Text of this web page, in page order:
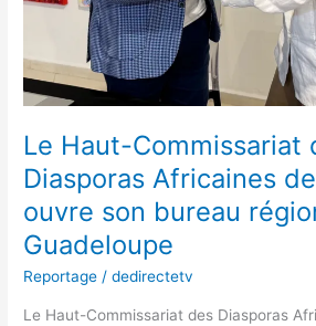
Le Haut-Commissariat
Diasporas Africaines
ouvre son bureau
Guadeloupe
Reportage /dedirectetv
Le Haut-Commissariat des Diasporas
en
Guadeloupe